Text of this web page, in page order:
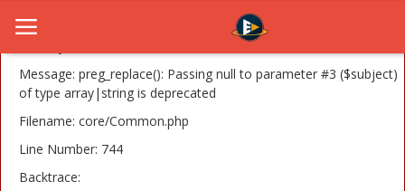
A PHP Error was encountered
Message: preg_replace(): Passing null to parameter #3 ($subject)
of type array|string is deprecated
Filename: core/Common.php
Line Number: 744
Backtrace:
Home